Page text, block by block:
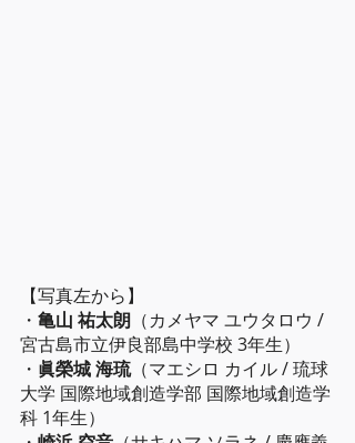
【写真左から】
・ 亀山 祐太朗 （カメヤマ ユウタロウ /
宮古島市立伊良部島中学校 3年生）
・ 眞榮城 海琉（マエシロ カイル / 琉球
大学 国際地域創造学部 国際地域創造学
科 1年生）